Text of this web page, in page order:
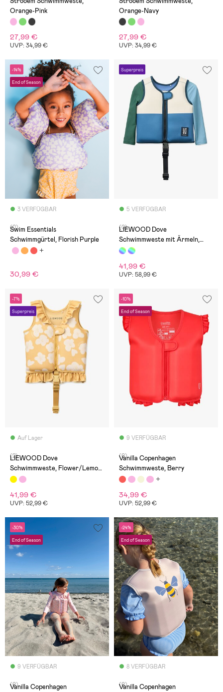
Orange-Pink
27,99 €
UVP: 34,99 €
Orange-Navy
27,99 €
UVP: 34,99 €
-14%
End of Season
3 VERFÜGBAR
(0)
Swim Essentials
Schwimmgürtel, Florish Purple
30,99 €
Superpreis
5 VERFÜGBAR
(0)
LIEWOOD Dove
Schwimmweste mit Ärmeln,
Riverside Multi Mix
41,99 €
UVP: 58,99 €
-7%
Superpreis
Auf Lager
(2)
LIEWOOD Dove
Schwimmweste, Flower/Lemon
Yellow
41,99 €
UVP: 52,99 €
-10%
End of Season
9 VERFÜGBAR
(0)
Vanilla Copenhagen
Schwimmweste, Berry
34,99 €
UVP: 52,99 €
-30%
End of Season
9 VERFÜGBAR
(0)
Vanilla Copenhagen
-24%
End of Season
8 VERFÜGBAR
(0)
Vanilla Copenhagen